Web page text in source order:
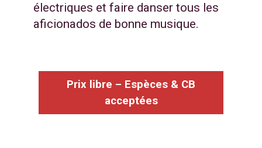
électriques et faire danser tous les
aficionados de bonne musique.
Prix libre – Espèces & CB
acceptées